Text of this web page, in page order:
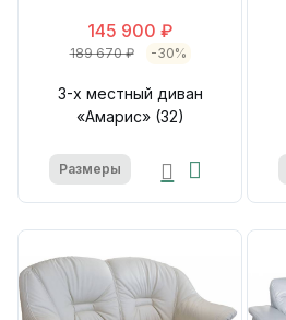
145 900 ₽
189 670 ₽ -30%
3-х местный диван
«Амарис» (32)
Размеры